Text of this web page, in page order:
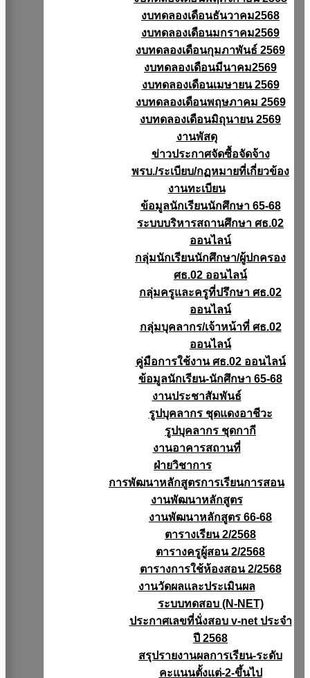
งบทดลองเดือนธันวาคม2568
งบทดลองเดือนมกราคม2569
งบทดลองเดือนกุมภาพันธ์ 2569
งบทดลองเดือนมีนาคม2569
งบทดลองเดือนเมษายน 2569
งบทดลองเดือนพฤษภาคม 2569
งบทดลองเดือนมิถุนายน 2569
งานพัสดุ
ข่าวประกาศจัดซื้อจัดจ้าง
พรบ./ระเบียบ/กฏหมายที่เกี่ยวข้อง
งานทะเบียน
ข้อมูลนักเรียนนักศึกษา 65-68
ระบบบริหารสถานศึกษา ศธ.02
ออนไลน์
กลุ่มนักเรียนนักศึกษา/ผู้ปกครอง
ศธ.02 ออนไลน์
กลุ่มครูและครูที่ปรึกษา ศธ.02
ออนไลน์
กลุ่มบุคลากร/เจ้าหน้าที่ ศธ.02
ออนไลน์
คู่มือการใช้งาน ศธ.02 ออนไลน์
ข้อมูลนักเรียน-นักศึกษา 65-68
งานประชาสัมพันธ์
รูปบุคลากร ชุดแดงอาชีวะ
รูปบุคลากร ชุดกากี
งานอาคารสถานที่
ฝ่ายวิชาการ
การพัฒนาหลักสูตรการเรียนการสอน
งานพัฒนาหลักสูตร
งานพัฒนาหลักสูตร 66-68
ตารางเรียน 2/2568
ตารางครูผู้สอน 2/2568
ตารางการใช้ห้องสอน 2/2568
งานวัดผลเเละประเมินผล
ระบบทดสอบ (N-NET)
ประกาศเลขที่นั่งสอบ v-net ประจำ
ปี 2568
สรุปรายงานผลการเรียน-ระดับ
คะแนนตั้งแต่-2-ขึ้นไป